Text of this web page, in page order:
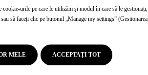
urile pe care le utilizăm și modul în care să le
sau să faceți clic pe butonul „Manage my settings”
MELE ACCEPTAȚI TOT